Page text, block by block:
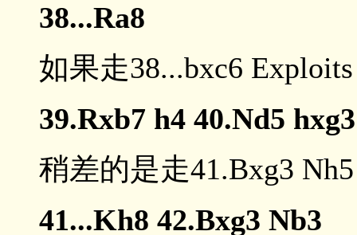
38...Ra8
如果走38...bxc6
39.Rxb7 h4 40.Nd5
稍差的是走41.Bxg3
41...Kh8 42.Bxg3 Nb3